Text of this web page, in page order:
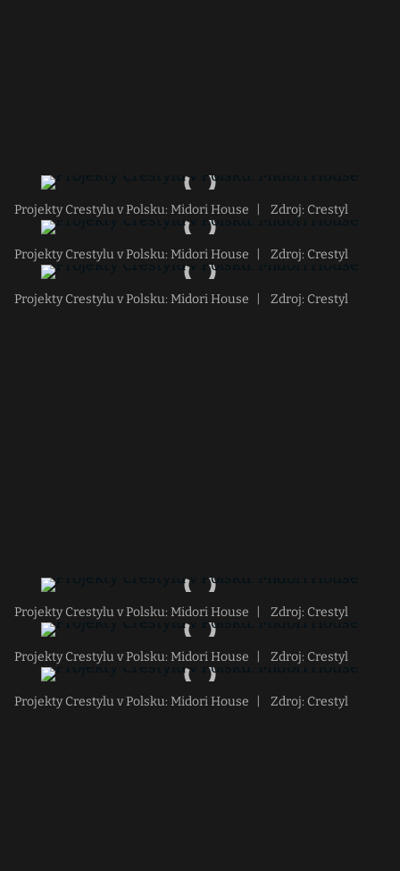
Projekty Crestylu v Polsku: Midori House Zdroj: Crestyl
Projekty Crestylu v Polsku: Midori House Zdroj: Crestyl
Projekty Crestylu v Polsku: Midori House Zdroj: Crestyl
Projekty Crestylu v Polsku: Midori House Zdroj: Crestyl
Projekty Crestylu v Polsku: Midori House Zdroj: Crestyl
Projekty Crestylu v Polsku: Midori House Zdroj: Crestyl